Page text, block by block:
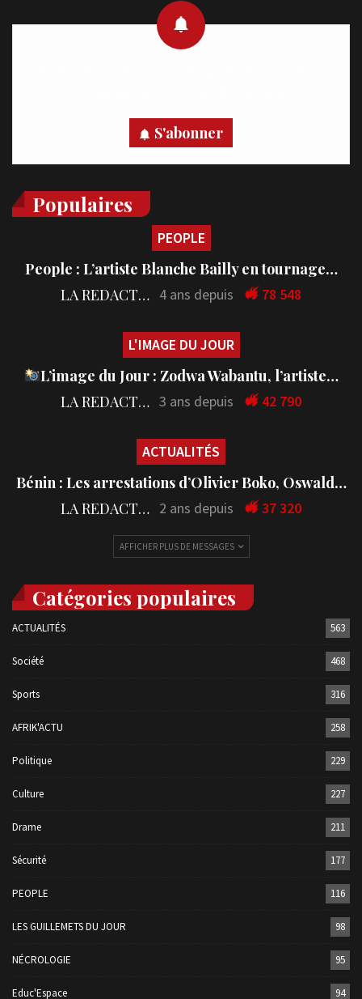
S'abonner
Populaires
PEOPLE
People : L’artiste Blanche Bailly en tournage…
LA REDACTION 4 ans depuis 78 548
L'IMAGE DU JOUR
L’image du Jour : Zodwa Wabantu, l’artiste…
LA REDACTION 3 ans depuis 42 790
ACTUALITÉS
Bénin : Les arrestations d’Olivier Boko, Oswald…
LA REDACTION 2 ans depuis 37 320
AFFICHER PLUS DE MESSAGES
Catégories populaires
ACTUALITÉS 563
Société 468
Sports 316
AFRIK'ACTU 258
Politique 229
Culture 227
Drame 211
Sécurité 177
PEOPLE 116
LES GUILLEMETS DU JOUR 98
NÉCROLOGIE 95
Educ'Espace 94